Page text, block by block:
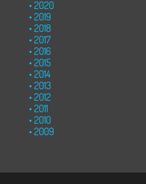
2020
2019
2018
2017
2016
2015
2014
2013
2012
2011
2010
2009